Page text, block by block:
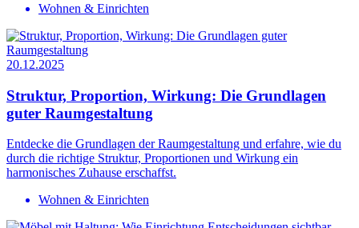
Wohnen & Einrichten
20.12.2025
Struktur, Proportion, Wirkung: Die Grundlagen
guter Raumgestaltung
Entdecke die Grundlagen der Raumgestaltung und erfahre, wie du
durch die richtige Struktur, Proportionen und Wirkung ein
harmonisches Zuhause erschaffst.
Wohnen & Einrichten